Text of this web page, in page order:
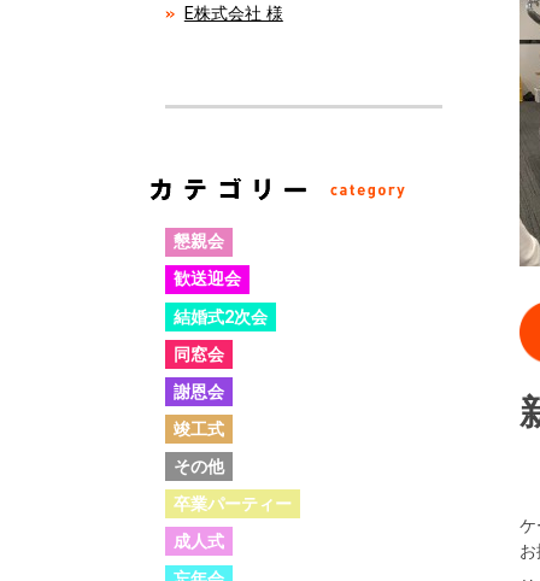
E株式会社 様
懇親会
歓送迎会
結婚式2次会
同窓会
謝恩会
竣工式
その他
卒業パーティー
成人式